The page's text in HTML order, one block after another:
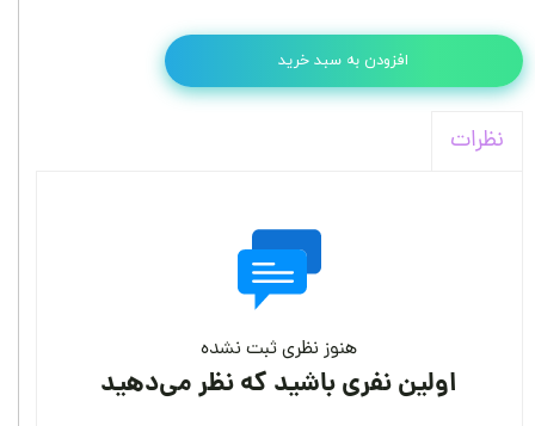
افزودن به سبد خرید
نظرات
هنوز نظری ثبت نشده
اولین نفری باشید که نظر می‌دهید